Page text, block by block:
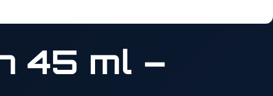
45 ml –